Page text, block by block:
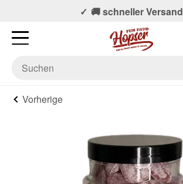
📞 Persönlicher Support🚚 schneller Versand
Vorherige